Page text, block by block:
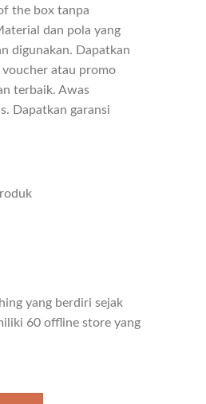
the box tanpa
dan pola yang
digunakan. Dapatkan
voucher atau promo
terbaik. Awas
Dapatkan garansi
yang berdiri sejak
60 offline store yang